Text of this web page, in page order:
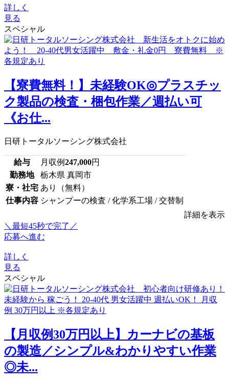
詳しく
見る
スペシャル
【寮費無料！】未経験OK◎プラスチッ
ク製品の検査・梱包作業／週払い可
《お仕...
日研トータルソーシング株式会社
給与 月収例247,000円
勤務地
栃木県 真岡市
寮・社宅 あり（無料）
仕事内容 シャンプーの検査 / 化学系工場 / 交替制
詳細を表示
＼最短45秒で完了／
応募へ進む
詳しく
見る
スペシャル
【月収例30万円以上】カーナビの基板
の製造／シンプル&わかりやすい作業
◎未...